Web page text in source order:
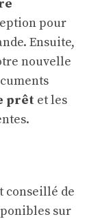
pour
Ensuite,
nouvelle
prêt et les
conseillé de
sur